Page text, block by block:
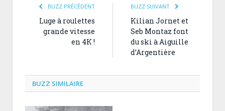
BUZZ PRÉCÉDENT
Luge à roulettes
grande vitesse
en 4K !
BUZZ SUIVANT
Kilian Jornet et
Seb Montaz font
du ski à Aiguille
d’Argentière
BUZZ SIMILAIRE